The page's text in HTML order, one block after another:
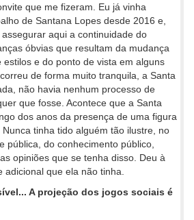
que me fizeram. Eu já vinha
de Santana Lopes desde 2016 e,
aqui a continuidade do
óbvias que resultam da mudança
e do ponto de vista em alguns
de forma muito tranquila, a Santa
não havia nenhum processo de
que fosse. Acontece que a Santa
dos anos da presença de uma figura
tinha tido alguém tão ilustre, no
pública, do conhecimento público,
opiniões que se tenha disso. Deu à
adicional que ela não tinha.
A projeção dos jogos sociais é